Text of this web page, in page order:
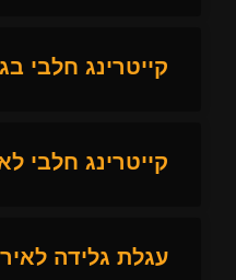
קייטרינג חלבי
קייטרינג חלבי
עגלת גלידה